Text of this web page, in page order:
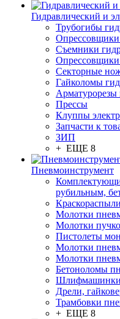
Гидравлический и
Трубогибы
Опрессовщики
Съемники
Опрессовщики
Секторные
Гайколомы
Арматурорезы
Прессы
Клуппы
Запчасти к
ЗИП
+ ЕЩЕ 8
Пневмоинструмент
рубильным,
Молотки
Молотки
Пистолеты
Молотки
Молотки
Бетоноломы
Шлифмашинки
Дрели,
Трамбовки
+ ЕЩЕ 8